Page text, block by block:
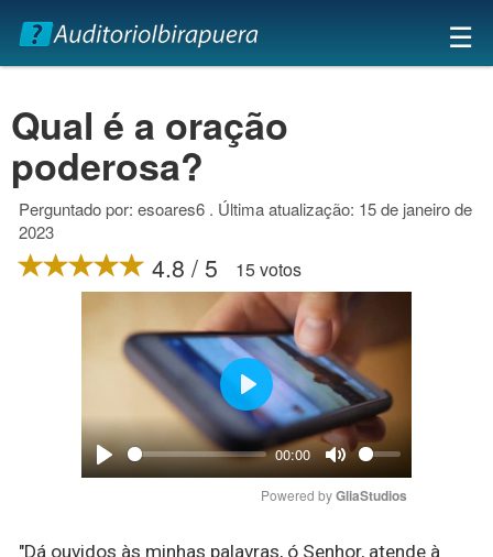
×
☰
Qual é a oração
poderosa?
Perguntado por: esoares6 . Última atualização: 15 de janeiro de
2023
4.8 / 5 15 votos
Play
00:00
Mute
Play
Powered by GliaStudios
"Dá ouvidos às minhas palavras, ó Senhor, atende à